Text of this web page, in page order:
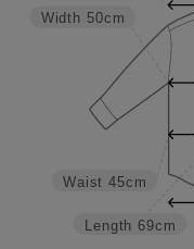
Length 69cm
Waist 45cm
Width 50cm